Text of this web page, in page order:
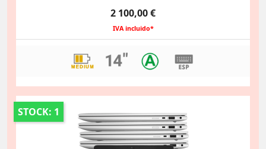
Preço
2 100,00 €
IVA incluido*
STOCK: 1